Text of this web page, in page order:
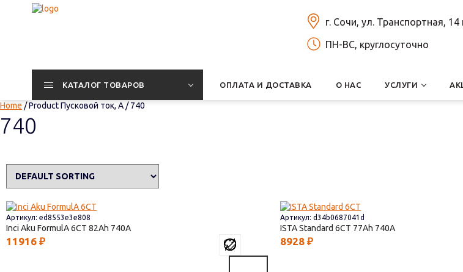
г. Сочи, ул. Транспортная,
ПН-ВС, круглосуточно
КАТАЛОГ ТОВАРОВ ОПЛАТА И ДОСТАВКА О НАС УСЛУГИ
Home / Product Пусковой ток, А / 740
740
Артикул: ed8553e3e808
Inci Aku FormulА 6СТ 82 740
11916 ₽
Артикул: d34b0687041d
ISTA Standard 6СТ 77 740
8928 ₽